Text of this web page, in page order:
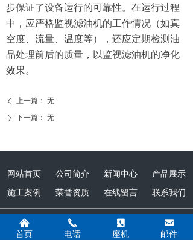
步保证了设备运行的可靠性。在运行过程
中，应严格监视滤油机的工作情况（如真
空度、流量、温度等），还应定期检测油
品处理前后的质量，以监视滤油机的净化
效果。
ꄴ 上一篇： 无
ꄲ 下一篇： 无
联系我们
网站首页 公司简介 新闻中心
产品展示
施工案例
荣誉资质 在线留言 联系我们
낀
首页
끅
电话
끐
座机
낂
邮件